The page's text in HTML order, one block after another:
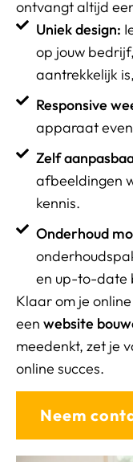
ontvangt altijd
Uniek design:
op jouw
aantrekkelijk
Responsive
apparaat
Zelf
afbeeldingen
kennis.
Onderhoud
en up-to-date
Klaar om je
een website
meedenkt, zet je
online succes.
Neem